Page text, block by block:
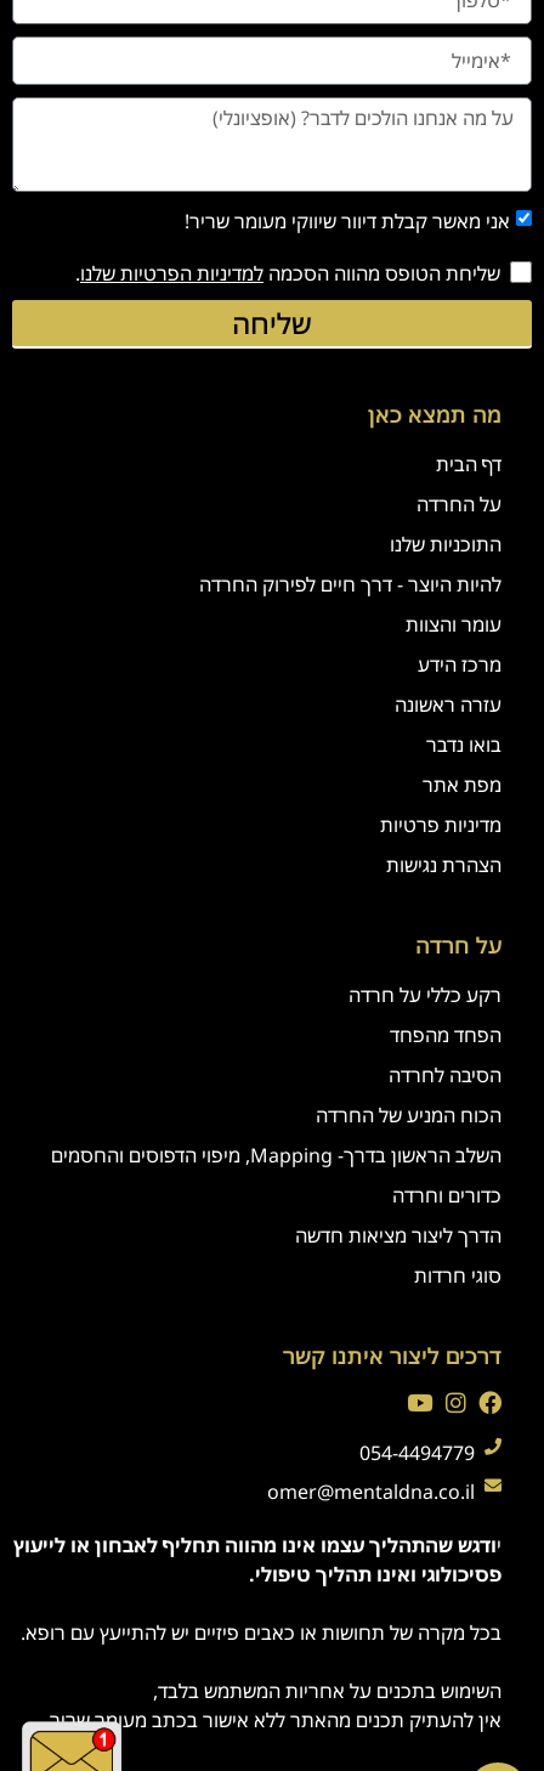
אני מאשר קבלת דיוור שיווקי מעומר שריר!
שליחת הטופס מהווה הסכמה למדיניות הפרטיות שלנו.
שליחה
מה תמצא כאן
דף הבית
על החרדה
התוכניות שלנו
להיות היוצר - דרך חיים לפירוק החרדה
עומר והצוות
מרכז הידע
עזרה ראשונה
בואו נדבר
מפת אתר
מדיניות פרטיות
הצהרת נגישות
על חרדה
רקע כללי על חרדה
הפחד מהפחד
הסיבה לחרדה
הכוח המניע של החרדה
השלב הראשון בדרך- Mapping, מיפוי הדפוסים והחסמים
כדורים וחרדה
הדרך ליצור מציאות חדשה
סוגי חרדות
דרכים ליצור איתנו קשר
054-4494779
omer@mentaldna.co.il
יודגש שהתהליך עצמו אינו מהווה תחליף לאבחון או לייעוץ
פסיכולוגי ואינו תהליך טיפולי.
בכל מקרה של תחושות או כאבים פיזיים יש להתייעץ עם רופא.
השימוש בתכנים על אחריות המשתמש בלבד,
אין להעתיק תכנים מהאתר ללא אישור בכתב מעומר שריר.